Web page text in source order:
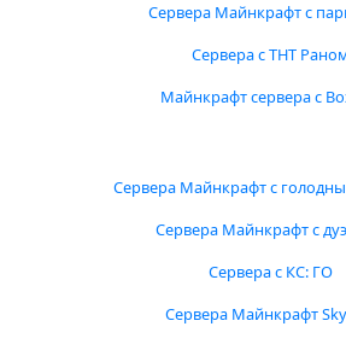
Сервера Майнкрафт с
Сервера с ТНТ
Майнкрафт сервера с
Сервера Майнкрафт с
Сервера Майнкрафт с
Сервера с КС: ГО
Сервера Майнкрафт